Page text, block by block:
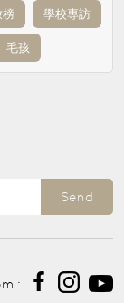
榜 學校專訪
毛孩
Send
: